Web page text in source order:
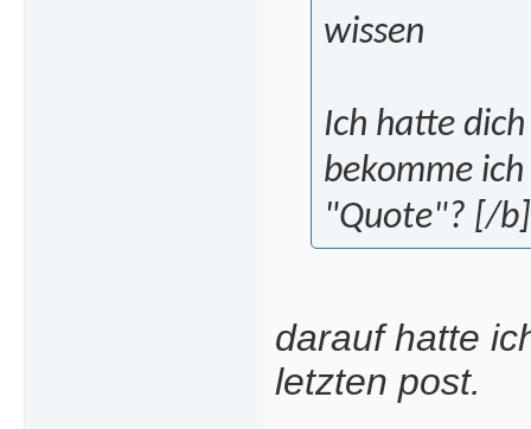
wissen
Ich hatte
bekomme
"Quote"? [/b]
darauf hatte
letzten post.